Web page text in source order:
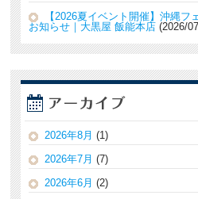
【2026夏イベント開催】沖縄
お知らせ｜大黒屋 飯能本店 2026/
2026年8月 (1)
2026年7月 (7)
2026年6月 (2)